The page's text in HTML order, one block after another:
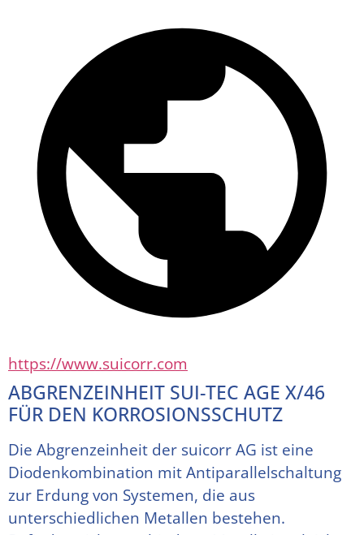
https://www.suicorr.com
ABGRENZEINHEIT SUI-TEC AGE X/46
FÜR DEN KORROSIONSSCHUTZ
Die Abgrenzeinheit der suicorr AG ist eine
Diodenkombination mit Antiparallelschaltung
zur Erdung von Systemen, die aus
unterschiedlichen Metallen bestehen.